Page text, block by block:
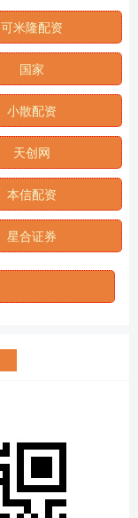
可米隆配资
国家
小散配资
天创网
本信配资
星合证券